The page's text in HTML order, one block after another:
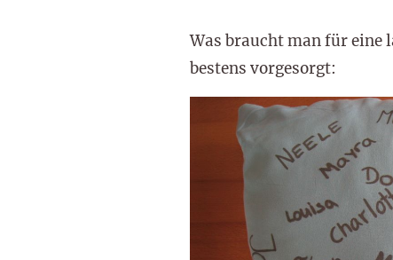
Was braucht man für eine
bestens vorgesorgt: